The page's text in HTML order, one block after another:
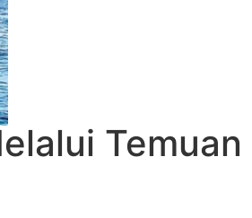
Temuan